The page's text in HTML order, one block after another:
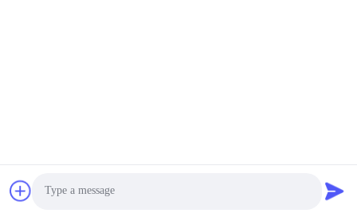
Βιομηχανικής Επαγωγής Θέρμανσης Προμηθευτής. 2022-2026
OURUIDA CO.,LTD Όλα. Όλα τα δικαιώματα διατηρούνται.